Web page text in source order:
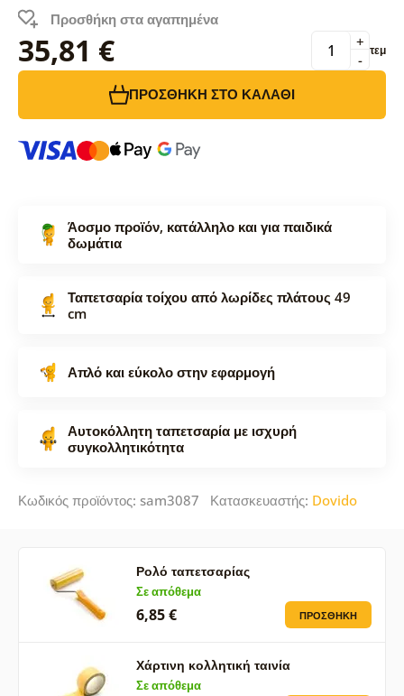
Προσθήκη στα αγαπημένα
35,81 € -
+ τεμ
ΠΡΟΣΘΉΚΗ ΣΤΟ ΚΑΛΆΘΙ
Άοσμο προϊόν, κατάλληλο και για παιδικά
δωμάτια
Ταπετσαρία τοίχου από λωρίδες πλάτους 49
cm
Απλό και εύκολο στην εφαρμογή
Αυτοκόλλητη ταπετσαρία με ισχυρή
συγκολλητικότητα
Κωδικός προϊόντος: sam3087 Κατασκευαστής: Dovido
Ρολό ταπετσαρίας
Σε απόθεμα
6,85 € ΠΡΟΣΘΉΚΗ
Χάρτινη κολλητική ταινία
Σε απόθεμα